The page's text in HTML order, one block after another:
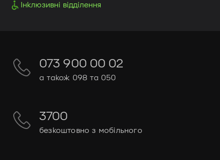
Інклюзивні відділення
073 900 00 02
а також 098 та 050
3700
безкоштовно з мобільного